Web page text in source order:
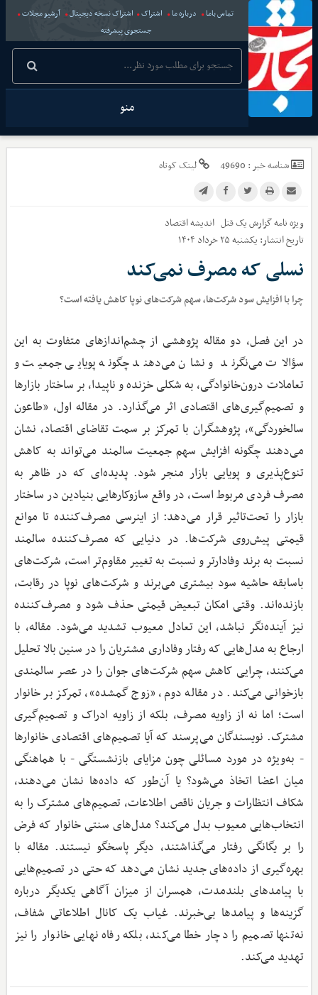
تماس باما درباره ما اشتراک اشتراک نسخه دیجیتال
آرشیو مجلات
جستجوی پیشرفته
منو
شناسه خبر : 49690 لینک کوتاه
ویژه نامه گزارش یک قتل اندیشه اقتصاد
تاریخ انتشار: یکشنبه ۲۵ خرداد ۱۴۰۴
نسلی که مصرف نمی‌کند
چرا با افزایش سود شرکت‌ها، سهم شرکت‌های نوپا کاهش یافته است؟
در این فصل، دو مقاله پژوهشی از چشم‌اندازهای متفاوت به این
سؤالات می‌نگرند و نشان می‌دهند چگونه پویایی جمعیت و
تعاملات درون‌خانوادگی، به شکلی خزنده و ناپیدا، بر ساختار بازارها
و تصمیم‌گیری‌های اقتصادی اثر می‌گذارد. در مقاله اول، «طاعون
سالخوردگی»، پژوهشگران با تمرکز بر سمت تقاضای اقتصاد، نشان
می‌دهند چگونه افزایش سهم جمعیت سالمند می‌تواند به کاهش
تنوع‌پذیری و پویایی بازار منجر شود. پدیده‌ای که در ظاهر به
مصرف فردی مربوط است، در واقع سازوکارهایی بنیادین در ساختار
بازار را تحت‌تاثیر قرار می‌دهد: از اینرسی مصرف‌کننده تا موانع
قیمتی پیش‌روی شرکت‌ها. در دنیایی که مصرف‌کننده‌ سالمند
نسبت به برند وفادارتر و نسبت به تغییر مقاوم‌تر است، شرکت‌های
باسابقه حاشیه سود بیشتری می‌برند و شرکت‌های نوپا در رقابت،
بازنده‌اند. وقتی امکان تبعیض قیمتی حذف شود و مصرف‌کننده
نیز آینده‌نگر نباشد، این تعادل معیوب تشدید می‌شود. مقاله، با
ارجاع به مدل‌هایی که رفتار وفاداری مشتریان را در سنین بالا تحلیل
می‌کنند، چرایی کاهش سهم شرکت‌های جوان را در عصر سالمندی
بازخوانی می‌کند. در مقاله دوم، «زوج گمشده»، تمرکز بر خانوار
است؛ اما نه از زاویه مصرف، بلکه از زاویه ادراک و تصمیم‌گیری
مشترک. نویسندگان می‌پرسند که آیا تصمیم‌های اقتصادی خانوارها
- به‌ویژه در مورد مسائلی چون مزایای بازنشستگی - با هماهنگی
میان اعضا اتخاذ می‌شود؟ یا آن‌طور که داده‌ها نشان می‌دهند،
شکاف انتظارات و جریان ناقص اطلاعات، تصمیم‌های مشترک را به
انتخاب‌هایی معیوب بدل می‌کند؟ مدل‌های سنتی خانوار که فرض
را بر یگانگی رفتار می‌گذاشتند، دیگر پاسخگو نیستند. مقاله با
بهره‌گیری از داده‌های جدید نشان می‌دهد که حتی در تصمیم‌هایی
با پیامدهای بلندمدت، همسران از میزان آگاهی یکدیگر درباره
گزینه‌ها و پیامدها بی‌خبرند. غیاب یک کانال اطلاعاتی شفاف،
نه‌تنها تصمیم را دچار خطا می‌کند، بلکه رفاه نهایی خانوار را نیز
تهدید می‌کند.